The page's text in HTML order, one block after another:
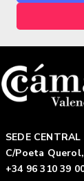
SEDE CENTRAL
C/Poeta
+34 96 310 39